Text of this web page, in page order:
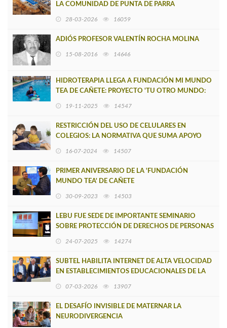
LA COMUNIDAD DE PUNTA DE PARRA
28-03-2026 16059
ADIÓS PROFESOR VALENTÍN ROCHA MOLINA
15-08-2016 14646
HIDROTERAPIA LLEGA A FUNDACIÓN MI MUNDO
TEA DE CAÑETE: PROYECTO 'TU OTRO MUNDO:
19-11-2025 14547
RESTRICCIÓN DEL USO DE CELULARES EN
COLEGIOS: LA NORMATIVA QUE SUMA APOYO
16-07-2024 14507
PRIMER ANIVERSARIO DE LA 'FUNDACIÓN
MUNDO TEA' DE CAÑETE
30-09-2023 14503
LEBU FUE SEDE DE IMPORTANTE SEMINARIO
SOBRE PROTECCIÓN DE DERECHOS DE PERSONAS
24-07-2025 14274
SUBTEL HABILITA INTERNET DE ALTA VELOCIDAD
EN ESTABLECIMIENTOS EDUCACIONALES DE LA
07-03-2026 13907
EL DESAFÍO INVISIBLE DE MATERNAR LA
NEURODIVERGENCIA